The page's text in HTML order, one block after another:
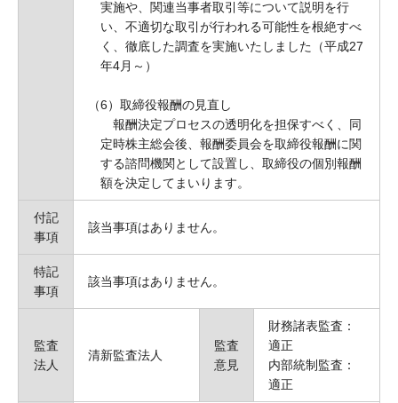
実施や、関連当事者取引等について説明を行
い、不適切な取引が行われる可能性を根絶すべ
く、徹底した調査を実施いたしました（平成27
年4月～）
（6）取締役報酬の見直し
報酬決定プロセスの透明化を担保すべく、同
定時株主総会後、報酬委員会を取締役報酬に関
する諮問機関として設置し、取締役の個別報酬
額を決定してまいります。
付記
事項
該当事項はありません。
特記
事項
該当事項はありません。
監査
法人
清新監査法人
監査
意見
財務諸表監査：
適正
内部統制監査：
適正